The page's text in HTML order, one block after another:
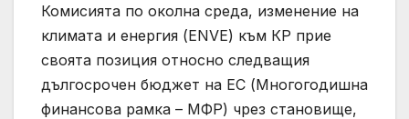
Комисията по околна среда, изменение на
климата и енергия (ENVE) към КР прие
своята позиция относно следващия
дългосрочен бюджет на ЕС (Многогодишна
финансова рамка – МФР) чрез становище,